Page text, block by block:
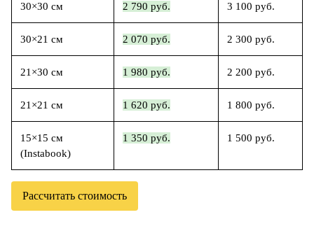
30×30 см 2 790 руб. 3 100 руб.
30×21 см 2 070 руб. 2 300 руб.
21×30 см 1 980 руб. 2 200 руб.
21×21 см 1 620 руб. 1 800 руб.
15×15 см
(Instabook)
1 350 руб. 1 500 руб.
Рассчитать стоимость